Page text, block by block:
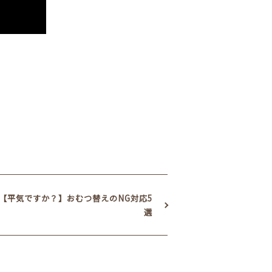
平気ですか？】おむつ替えのNG対応5
選